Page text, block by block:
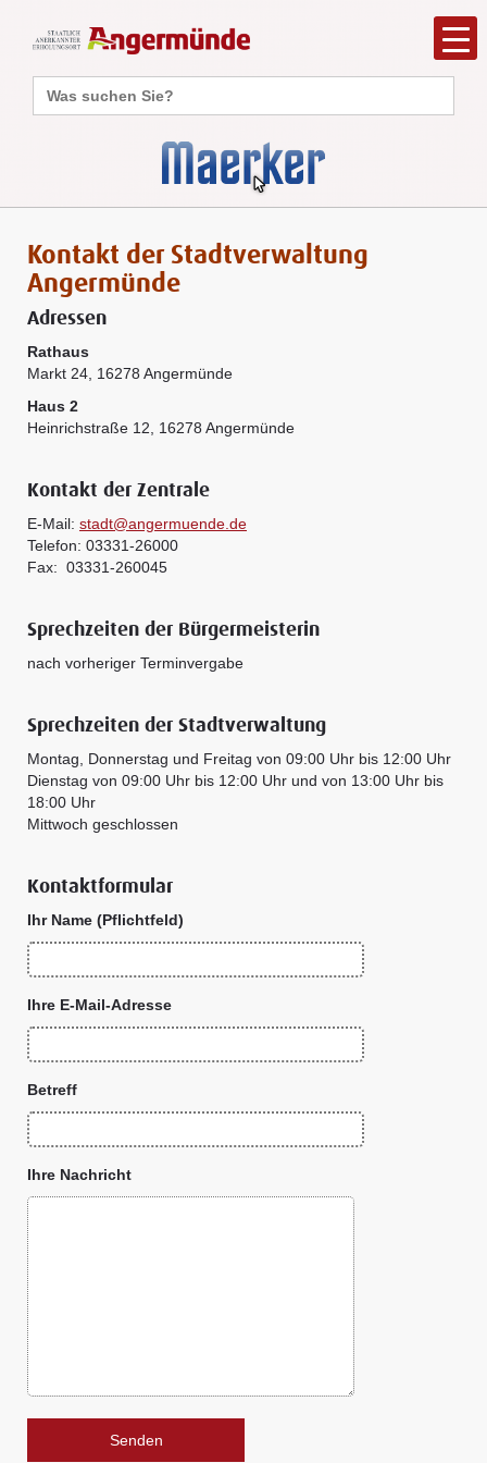
Search
Kontakt der Stadtverwaltung
Angermünde
Adressen
Rathaus
Markt 24, 16278 Angermünde
Haus 2
Heinrichstraße 12, 16278 Angermünde
Kontakt der Zentrale
E-Mail: stadt@angermuende.de
Telefon: 03331-26000
Fax: 03331-260045
Sprechzeiten der Bürgermeisterin
nach vorheriger Terminvergabe
Sprechzeiten der Stadtverwaltung
Montag, Donnerstag und Freitag von 09:00 Uhr bis 12:00 Uhr
Dienstag von 09:00 Uhr bis 12:00 Uhr und von 13:00 Uhr bis
18:00 Uhr
Mittwoch geschlossen
Kontaktformular
Ihr Name (Pflichtfeld)
Ihre E-Mail-Adresse
Betreff
Ihre Nachricht